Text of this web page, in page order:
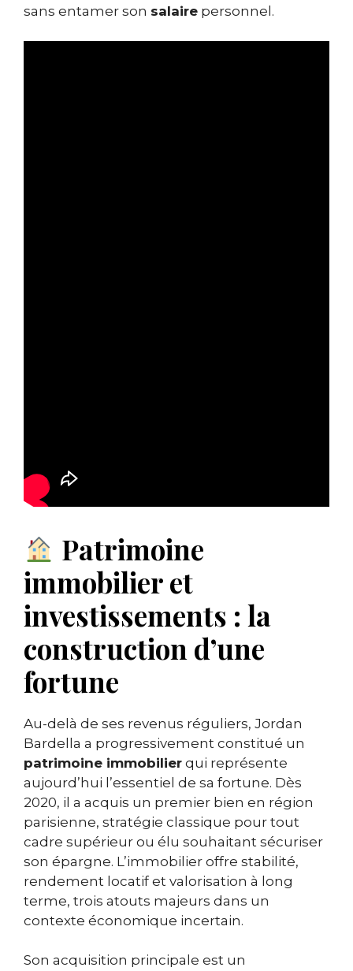
sans entamer son salaire personnel.
Patrimoine
immobilier et
investissements : la
construction d’une
fortune
Au-delà de ses revenus réguliers, Jordan
Bardella a progressivement constitué un
patrimoine immobilier qui représente
aujourd’hui l’essentiel de sa fortune. Dès
2020, il a acquis un premier bien en région
parisienne, stratégie classique pour tout
cadre supérieur ou élu souhaitant sécuriser
son épargne. L’immobilier offre stabilité,
rendement locatif et valorisation à long
terme, trois atouts majeurs dans un
contexte économique incertain.
Son acquisition principale est un